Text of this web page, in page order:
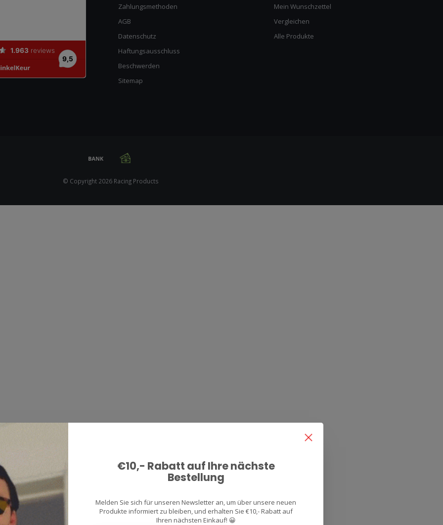
Zahlungsmethoden
AGB
Datenschutz
Haftungsausschluss
Beschwerden
Sitemap
Mein Wunschzettel
Vergleichen
Alle Produkte
© Copyright 2026 Racing Products
€10,- Rabatt auf Ihre nächste
Bestellung
Melden Sie sich für unseren Newsletter an, um über unsere neuen
Produkte informiert zu bleiben, und erhalten Sie €10,- Rabatt auf
Ihren nächsten Einkauf! 😀